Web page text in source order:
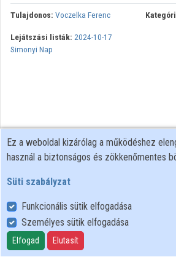
Közreműködők
Tulajdonos: Voczelka Ferenc
Lejátszási listák: 2024-10-17
Simonyi Nap
Felhasználói szabályzat
Adatkezelési tájékoztató
Süti szabályzat
Ez a weboldal kizárólag a működéshez
használ a biztonságos és zökkenőmentes
Süti szabályzat
Funkcionális sütik elfogadása
Személyes sütik elfogadása
Elfogad Elutasít